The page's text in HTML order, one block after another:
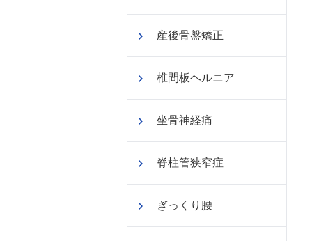
産後骨盤矯正
椎間板ヘルニア
坐骨神経痛
脊柱管狭窄症
ぎっくり腰